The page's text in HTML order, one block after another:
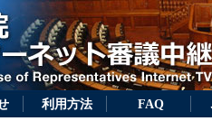
利用方法 FAQ